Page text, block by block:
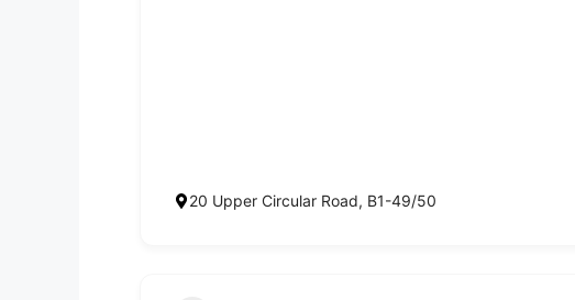
20 Upper Circular Road, B1-49/50